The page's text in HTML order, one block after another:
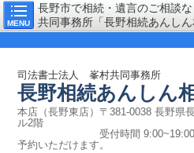
MENU
長野市で相続・遺言のご相談
共同事務所「長野相続あんし
司法書士法人 峯村共同事務所
長野相続あんしん
本店（長野東店）〒381-0038 長野県
ル2階
受付時間 9
予約いただけます。